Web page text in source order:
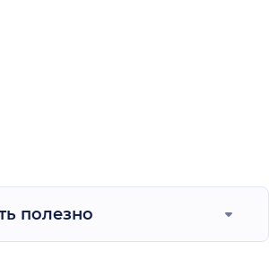
полезно